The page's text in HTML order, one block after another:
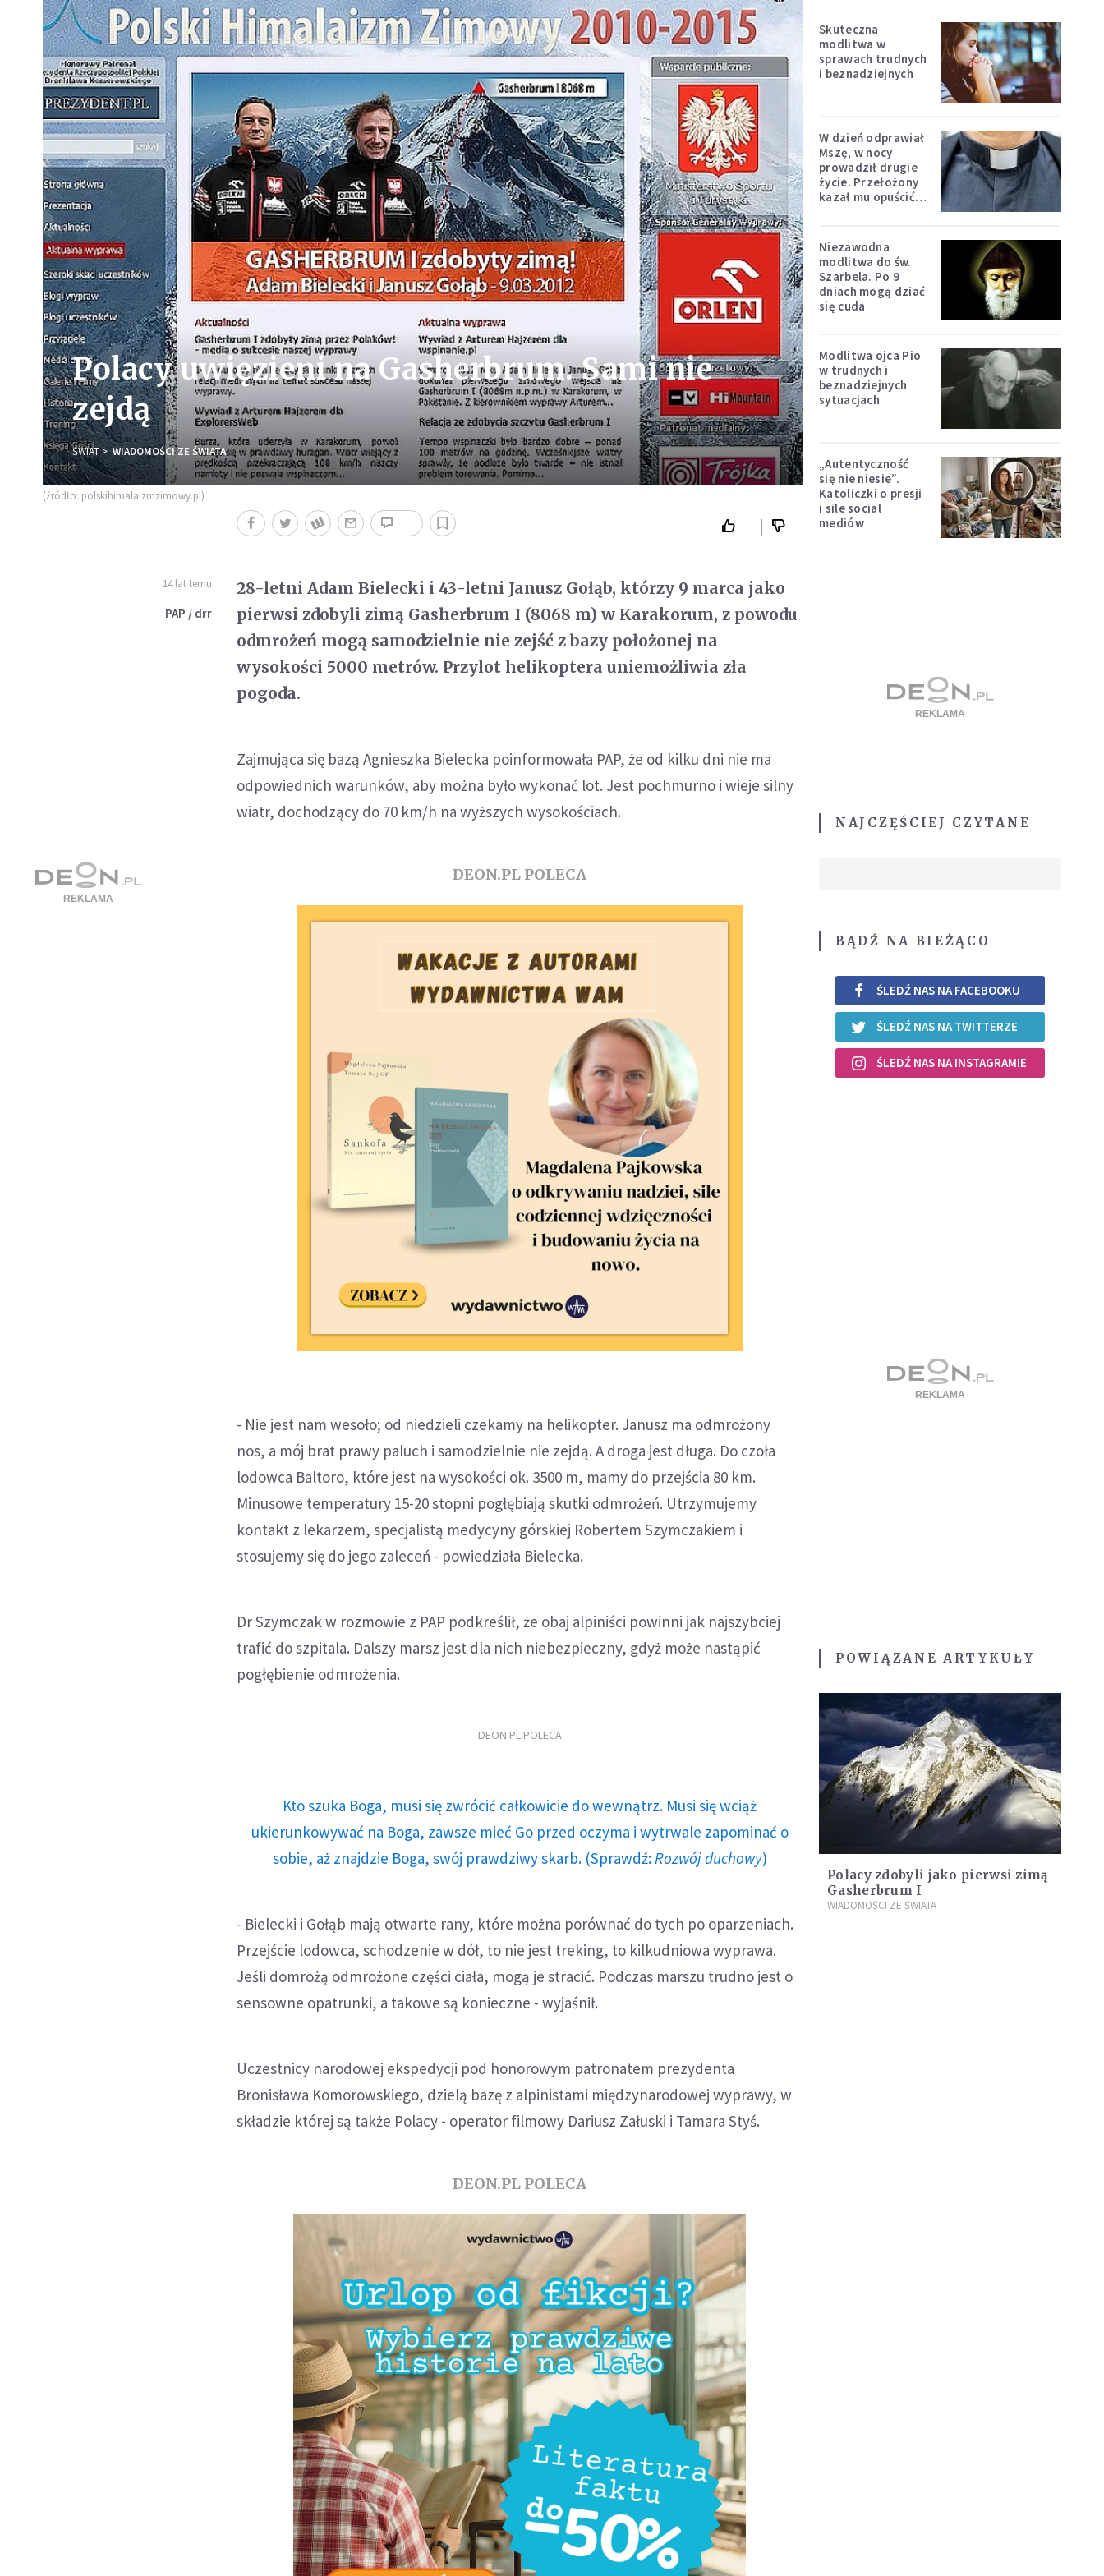
Polacy uwięzieni na Gasherbrum. Sami nie
zejdą
ŚWIAT WIADOMOŚCI ZE ŚWIATA
(źródło: polskihimalaizmzimowy.pl)
14 lat temu
PAP / drr
28-letni Adam Bielecki i 43-letni Janusz Gołąb, którzy 9 marca jako
pierwsi zdobyli zimą Gasherbrum I (8068 m) w Karakorum, z powodu
odmrożeń mogą samodzielnie nie zejść z bazy położonej na
wysokości 5000 metrów. Przylot helikoptera uniemożliwia zła
pogoda.
Zajmująca się bazą Agnieszka Bielecka poinformowała PAP, że od kilku dni nie ma
odpowiednich warunków, aby można było wykonać lot. Jest pochmurno i wieje silny
wiatr, dochodzący do 70 km/h na wyższych wysokościach.
DEON.PL POLECA
- Nie jest nam wesoło; od niedzieli czekamy na helikopter. Janusz ma odmrożony
nos, a mój brat prawy paluch i samodzielnie nie zejdą. A droga jest długa. Do czoła
lodowca Baltoro, które jest na wysokości ok. 3500 m, mamy do przejścia 80 km.
Minusowe temperatury 15-20 stopni pogłębiają skutki odmrożeń. Utrzymujemy
kontakt z lekarzem, specjalistą medycyny górskiej Robertem Szymczakiem i
stosujemy się do jego zaleceń - powiedziała Bielecka.
Dr Szymczak w rozmowie z PAP podkreślił, że obaj alpiniści powinni jak najszybciej
trafić do szpitala. Dalszy marsz jest dla nich niebezpieczny, gdyż może nastąpić
pogłębienie odmrożenia.
DEON.PL POLECA
Kto szuka Boga, musi się zwrócić całkowicie do wewnątrz. Musi się wciąż
ukierunkowywać na Boga, zawsze mieć Go przed oczyma i wytrwale zapominać o
sobie, aż znajdzie Boga, swój prawdziwy skarb. (Sprawdź: Rozwój duchowy)
- Bielecki i Gołąb mają otwarte rany, które można porównać do tych po oparzeniach.
Przejście lodowca, schodzenie w dół, to nie jest treking, to kilkudniowa wyprawa.
Jeśli domrożą odmrożone części ciała, mogą je stracić. Podczas marszu trudno jest o
sensowne opatrunki, a takowe są konieczne - wyjaśnił.
Uczestnicy narodowej ekspedycji pod honorowym patronatem prezydenta
Bronisława Komorowskiego, dzielą bazę z alpinistami międzynarodowej wyprawy, w
składzie której są także Polacy - operator filmowy Dariusz Załuski i Tamara Styś.
DEON.PL POLECA
Skuteczna
modlitwa w
sprawach trudnych
i beznadziejnych
W dzień odprawiał
Mszę, w nocy
prowadził drugie
życie. Przełożony
kazał mu opuścić
Niezawodna
modlitwa do św.
Szarbela. Po 9
dniach mogą dziać
się cuda
Modlitwa ojca Pio
w trudnych i
beznadziejnych
sytuacjach
„Autentyczność
się nie niesie”.
Katoliczki o presji
i sile social
mediów
NAJCZĘŚCIEJ CZYTANE
BĄDŹ NA BIEŻĄCO
ŚLEDŹ NAS NA FACEBOOKU
ŚLEDŹ NAS NA TWITTERZE
ŚLEDŹ NAS NA INSTAGRAMIE
POWIĄZANE ARTYKUŁY
Polacy zdobyli jako pierwsi zimą
Gasherbrum I
WIADOMOŚCI ZE ŚWIATA